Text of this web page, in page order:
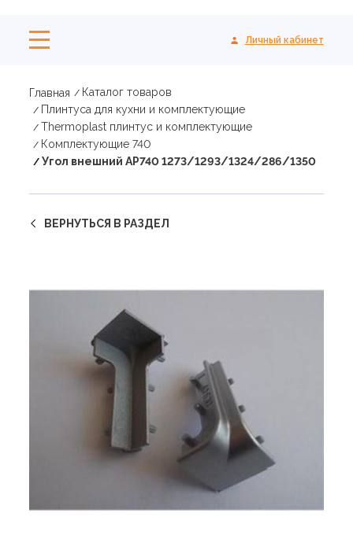
Личный кабинет
Главная
Каталог товаров
Плинтуса для кухни и комплектующие
Thermoplast плинтус и комплектующие
Комплектующие 740
Угол внешний АР740 1273/1293/1324/286/1350
ВЕРНУТЬСЯ В РАЗДЕЛ